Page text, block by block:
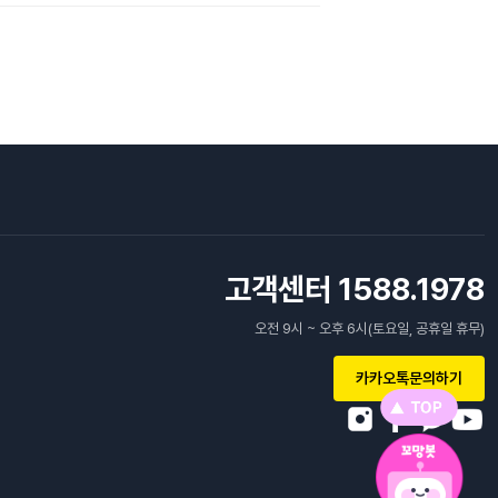
고객센터 1588.1978
오전 9시 ~ 오후 6시(토요일, 공휴일 휴무)
카카오톡문의하기